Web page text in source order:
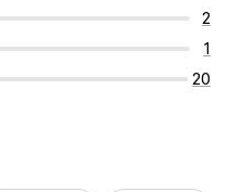
2
1
20